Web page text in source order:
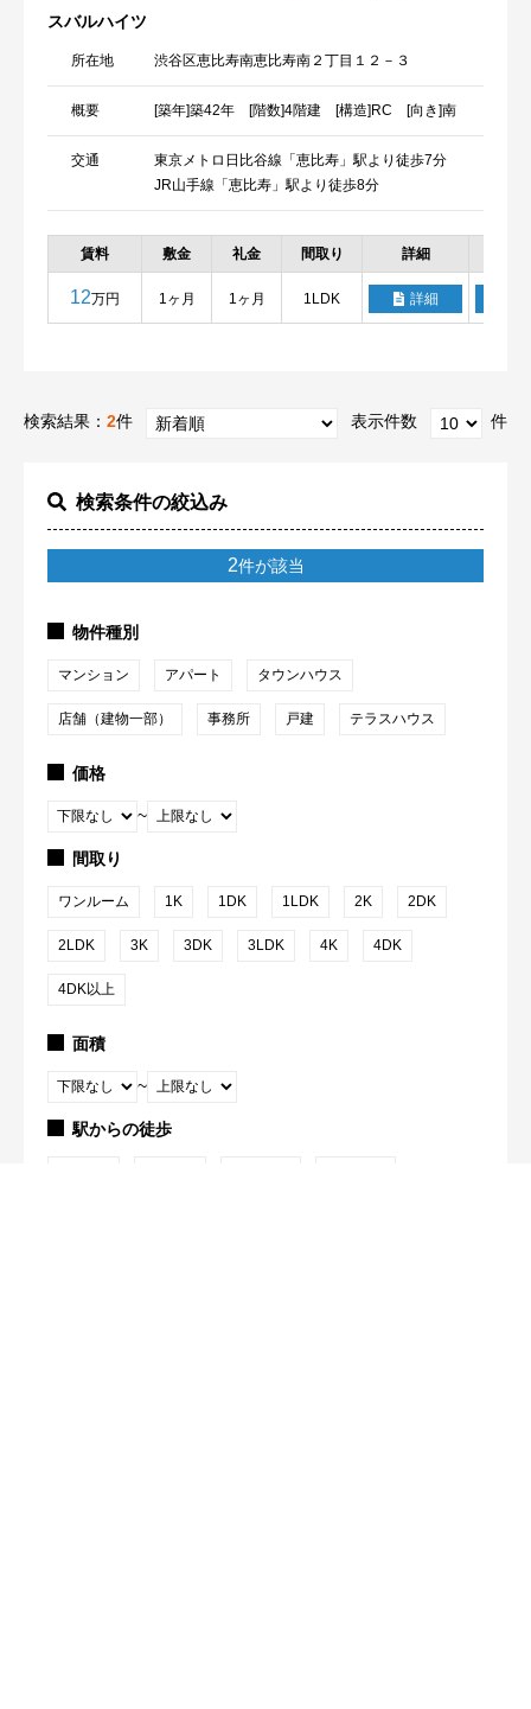
検索条件の絞込み
2件が該当
物件種別
マンション アパート タウンハウス
店舗（建物一部） 事務所 戸建 テラスハウス
価格
~
間取り
ワンルーム 1K 1DK 1LDK 2K 2DK
2LDK 3K 3DK 3LDK 4K 4DK
4DK以上
面積
~
駅からの徒歩
スバルハイツ
所在地 渋谷区恵比寿南恵比寿南２丁目１２－３
概要 [築年]築42年 [階数]4階建 [構造]RC [向き]南
交通
東京メトロ日比谷線「恵比寿」駅より徒歩7分
JR山手線「恵比寿」駅より徒歩8分
賃料 敷金 礼金 間取り 詳細
12万円 1ヶ月 1ヶ月 1LDK 詳細
検索結果： 2件 表示件数 件